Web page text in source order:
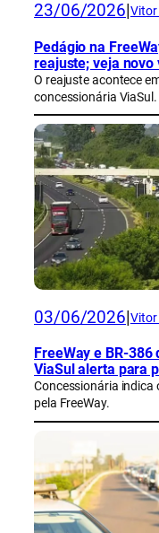
23/06/2026 Vitor
Pedágio na
reajuste; veja novo
O reajuste acontece
concessionária ViaSul.
03/06/2026 Vitor
FreeWay e BR-
ViaSul alerta para
Concessionária
pela FreeWay.